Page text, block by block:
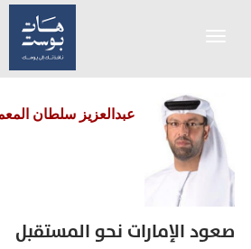
عبدالعزيز سلطان
صعود الإمارات نحو المستقبل